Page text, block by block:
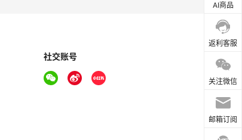
AI商品
返利客服
关注微信
邮箱订阅
社交账号